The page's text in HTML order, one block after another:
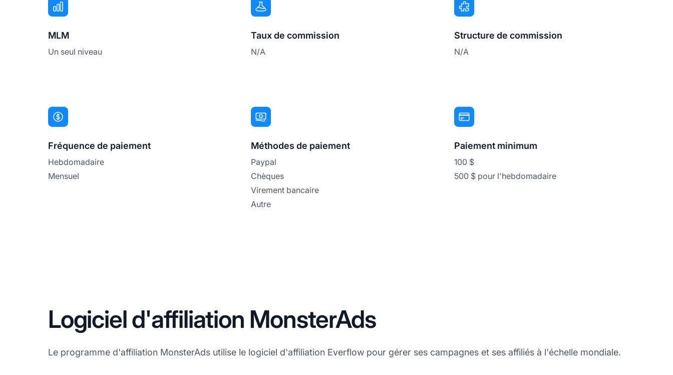
MLM
Un seul niveau
Taux de commission
N/A
Structure de commission
N/A
Fréquence de paiement
Hebdomadaire
Mensuel
Méthodes de paiement
Paypal
Chèques
Virement bancaire
Autre
Paiement minimum
100 $
500 $ pour l'hebdomadaire
Logiciel d'affiliation MonsterAds
Le programme d'affiliation MonsterAds utilise le logiciel d'affiliation Everflow pour gérer ses campagnes et ses affiliés à l'échelle mondiale.